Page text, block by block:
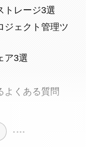
トレージ3選
ジェクト管理ツ
ア3選
よくある質問